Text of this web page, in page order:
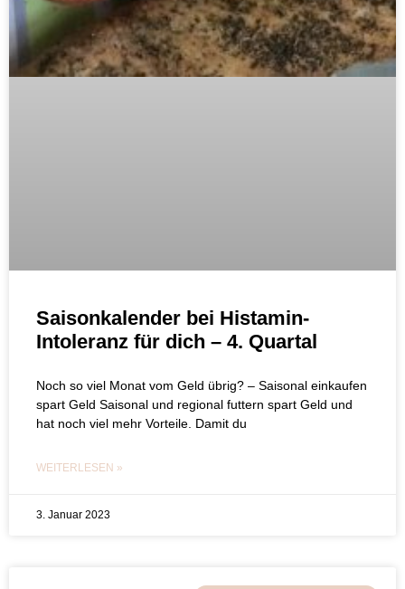
Saisonkalender bei Histamin-
Intoleranz für dich – 4. Quartal
Noch so viel Monat vom Geld übrig? – Saisonal einkaufen
spart Geld Saisonal und regional futtern spart Geld und
hat noch viel mehr Vorteile. Damit du
WEITERLESEN »
3. Januar 2023